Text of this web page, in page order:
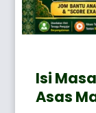
Isi
Asas